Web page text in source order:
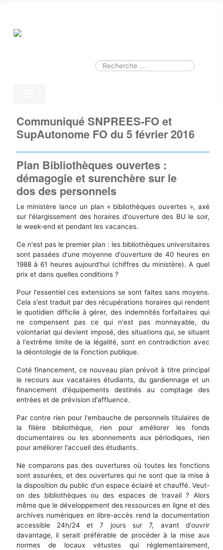
Valider
Communiqué SNPREES-FO et
SupAutonome FO du 5 février 2016
Plan Bibliothèques ouvertes :
démagogie et surenchère sur le
dos des personnels
Le ministère lance un plan « bibliothèques ouvertes », axé
sur l'élargissement des horaires d'ouverture des BU le soir,
le week-end et pendant les vacances.
Ce n'est pas le premier plan : les bibliothèques universitaires
sont passées d'une moyenne d'ouverture de 40 heures en
1988 à 61 heures aujourd'hui (chiffres du ministère). A quel
prix et dans quelles conditions ?
Pour l'essentiel ces extensions se sont faites sans moyens.
Cela s'est traduit par des récupérations horaires qui rendent
le quotidien difficile à gérer, des indemnités forfaitaires qui
ne compensent pas ce qui n'est pas monnayable, du
volontariat qui devient imposé, des situations qui, se situant
à l'extrême limite de la légalité, sont en contradiction avec
la déontologie de la Fonction publique.
Coté financement, ce nouveau plan prévoit à titre principal
le recours aux vacataires étudiants, du gardiennage et un
financement d'équipements destinés au comptage des
entrées et de prévision d'affluence.
Par contre rien pour l'embauche de personnels titulaires de
la filière bibliothèque, rien pour améliorer les fonds
documentaires ou les abonnements aux périodiques, rien
pour améliorer l'accueil des étudiants.
Ne comparons pas des ouvertures où toutes les fonctions
sont assurées, et des ouvertures qui ne sont que la mise à
la disposition du public d'un espace éclairé et chauffé. Veut-
on des bibliothèques ou des espaces de travail ? Alors
même que le développement des ressources en ligne et des
archives numériques en libre-accès rend la documentation
accessible 24h/24 et 7 jours sur 7, avant d'ouvrir
davantage, il serait préférable de procéder à la mise aux
normes de locaux vétustes qui réglementairement,